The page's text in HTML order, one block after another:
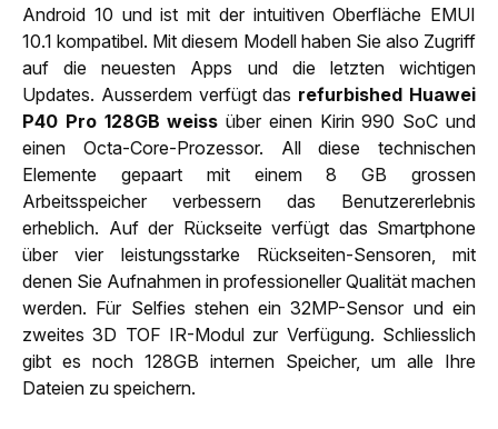
Android 10 und ist mit der intuitiven Oberfläche EMUI
10.1 kompatibel. Mit diesem Modell haben Sie also Zugriff
auf die neuesten Apps und die letzten wichtigen
Updates. Ausserdem verfügt das refurbished Huawei
P40 Pro 128GB weiss über einen Kirin 990 SoC und
einen Octa-Core-Prozessor. All diese technischen
Elemente gepaart mit einem 8 GB grossen
Arbeitsspeicher verbessern das Benutzererlebnis
erheblich. Auf der Rückseite verfügt das Smartphone
über vier leistungsstarke Rückseiten-Sensoren, mit
denen Sie Aufnahmen in professioneller Qualität machen
werden. Für Selfies stehen ein 32MP-Sensor und ein
zweites 3D TOF IR-Modul zur Verfügung. Schliesslich
gibt es noch 128GB internen Speicher, um alle Ihre
Dateien zu speichern.